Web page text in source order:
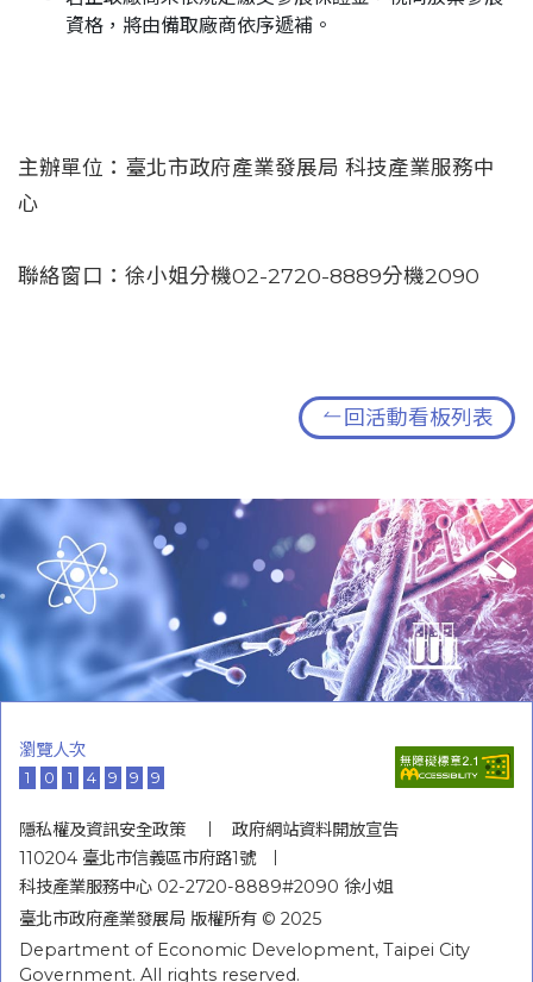
資格，將由備取廠商依序遞補。
主辦單位：臺北市政府產業發展局 科技產業服務中
心
聯絡窗口：徐小姐分機02-2720-8889分機2090
回活動看板列表
隱私權及資訊安全政策
政府網站資料開放宣告
110204 臺北市信義區市府路1號
科技產業服務中心 02-2720-8889#2090 徐小姐
臺北市政府產業發展局 版權所有 © 2025
Department of Economic Development, Taipei City
Government. All rights reserved.
瀏覽人次
1 0 1 4 9 9 9